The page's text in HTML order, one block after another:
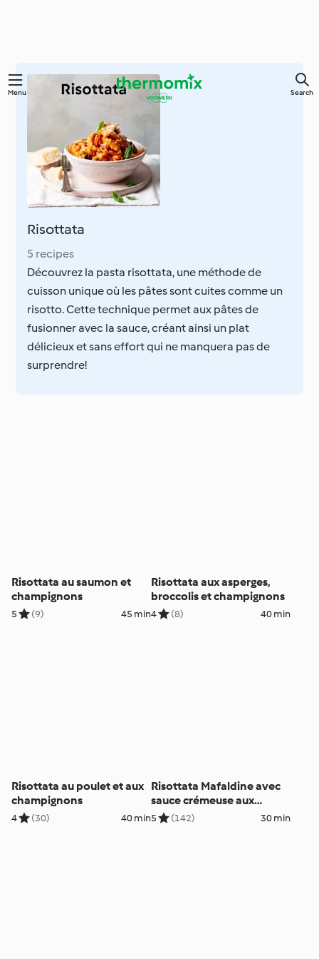
Skip
Menu Search
Risottata
5 recipes
Découvrez la pasta risottata, une méthode de
cuisson unique où les pâtes sont cuites comme un
risotto. Cette technique permet aux pâtes de
fusionner avec la sauce, créant ainsi un plat
délicieux et sans effort qui ne manquera pas de
surprendre!
Risottata au saumon et
champignons
5 (9) 45 min
Risottata aux asperges,
broccolis et champignons
4 (8) 40 min
Risottata au poulet et aux
champignons
4 (30) 40 min
Risottata Mafaldine avec
sauce crémeuse aux
champignons et à la
5 (142) 30 min